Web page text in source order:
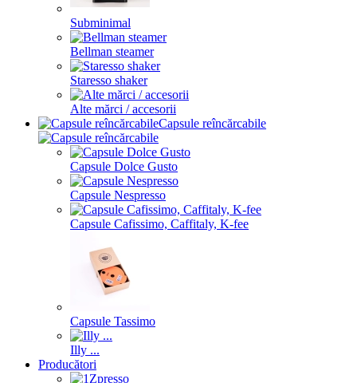
Subminimal
Bellman steamer
Staresso shaker
Alte mărci / accesorii
Capsule reîncărcabile
Capsule Dolce Gusto
Capsule Nespresso
Capsule Cafissimo, Caffitaly, K-fee
Capsule Tassimo
Illy ...
Producători